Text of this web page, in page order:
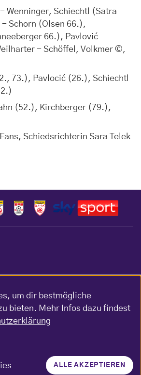
Wenninger, Schiechtl (Satra
Schorn (Olsen 66.),
66.), Pavlović
- Schöffel, Volkmer ©,
73.), Pavlocić (26.), Schiechtl
(52.), Kirchberger (79.),
Schiedsrichterin Sara Telek
um dir bestmögliche
bieten. Mehr Infos dazu findest
ALLE AKZEPTIEREN